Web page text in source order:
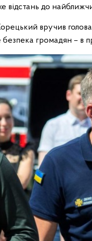
відстань до
вручив
громадян – в